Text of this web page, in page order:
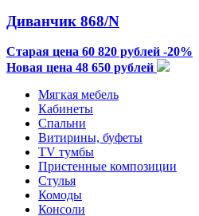
Диванчик 868/N
Старая цена 60 820 рублей -20%
Новая цена 48 650 рублей
Мягкая мебель
Кабинеты
Спальни
Витирины, буфеты
TV тумбы
Пристенные композиции
Стулья
Комоды
Консоли